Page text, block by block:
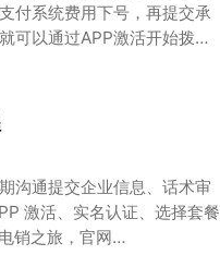
付系统费用下号，再提交承
可以通过APP激活开始拨打
审核完毕后提供下列信息。
面盖公章系统话术
沟通提交企业信息、话术审
激活、实名认证、选择套餐
销之旅，官网